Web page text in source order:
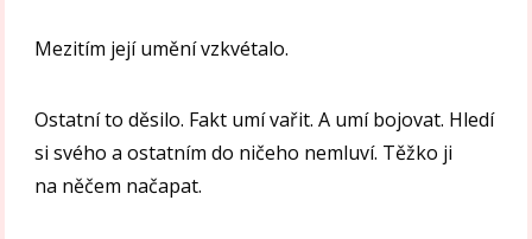
Mezitím její umění vzkvétalo.
Ostatní to děsilo. Fakt umí vařit. A umí bojovat. Hledí
si svého a ostatním do ničeho nemluví. Těžko ji
na něčem načapat.